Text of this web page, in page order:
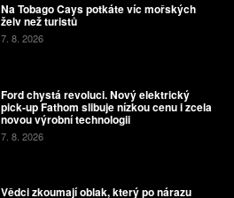
Na Tobago Cays potkáte víc mořských
želv než turistů
7. 8. 2026
Ford chystá revoluci. Nový elektrický
pick-up Fathom slibuje nízkou cenu i zcela
novou výrobní technologii
7. 8. 2026
Vědci zkoumají oblak, který po nárazu